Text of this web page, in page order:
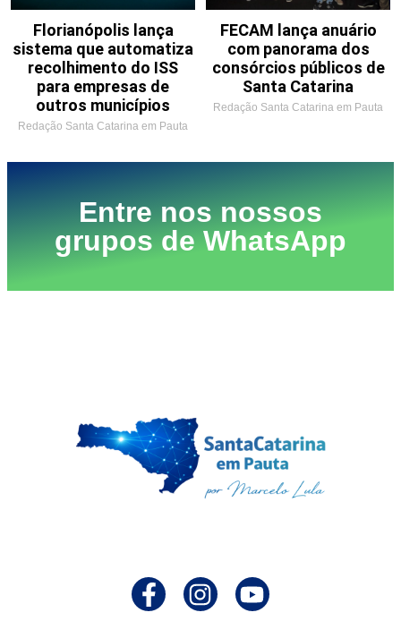
Florianópolis lança
sistema que automatiza
recolhimento do ISS
para empresas de
outros municípios
Redação Santa Catarina em Pauta
FECAM lança anuário
com panorama dos
consórcios públicos de
Santa Catarina
Redação Santa Catarina em Pauta
Entre nos nossos
grupos de WhatsApp